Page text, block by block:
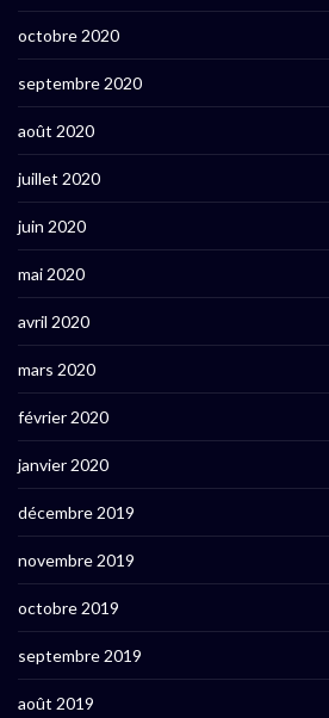
octobre 2020
septembre 2020
août 2020
juillet 2020
juin 2020
mai 2020
avril 2020
mars 2020
février 2020
janvier 2020
décembre 2019
novembre 2019
octobre 2019
septembre 2019
août 2019